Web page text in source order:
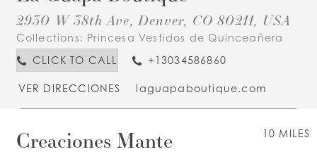
2930 W 38th Ave, Denver, CO 80211, USA
Collections: Princesa Vestidos de Quinceañera
CLICK TO CALL
+13034586860
VER DIRECCIONES laguapaboutique.com
10 MILES
Creaciones Mante